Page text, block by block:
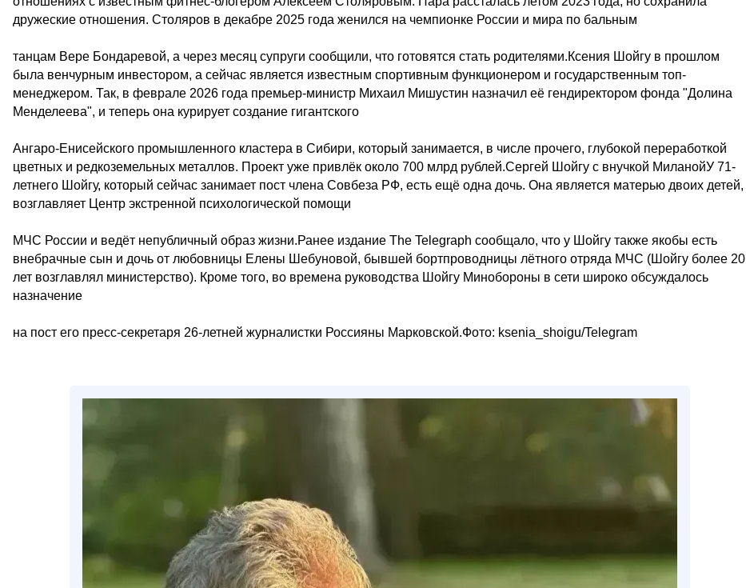
дружеские отношения. Столяров в декабре 2025 года женился на чемпионке России и мира по бальным
танцам Вере Бондаревой, а через месяц супруги сообщили, что готовятся стать родителями.Ксения Шойгу в прошлом
была венчурным инвестором, а сейчас является известным спортивным функционером и государственным топ-
менеджером. Так, в феврале 2026 года премьер-министр Михаил Мишустин назначил её гендиректором фонда "Долина
Менделеева", и теперь она курирует создание гигантского
Ангаро-Енисейского промышленного кластера в Сибири, который занимается, в числе прочего, глубокой переработкой
цветных и редкоземельных металлов. Проект уже привлёк около 700 млрд рублей.Сергей Шойгу с внучкой МиланойУ 71-
летнего Шойгу, который сейчас занимает пост члена Совбеза РФ, есть ещё одна дочь. Она является матерью двоих детей,
возглавляет Центр экстренной психологической помощи
МЧС России и ведёт непубличный образ жизни.Ранее издание The Telegraph сообщало, что у Шойгу также якобы есть
внебрачные сын и дочь от любовницы Елены Шебуновой, бывшей бортпроводницы лётного отряда МЧС (Шойгу более 20
лет возглавлял министерство). Кроме того, во времена руководства Шойгу Минобороны в сети широко обсуждалось
назначение
на пост его пресс-секретаря 26-летней журналистки Россияны Марковской.Фото: ksenia_shoigu/Telegram